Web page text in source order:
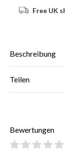
Free UK
Beschreibung
Teilen
Bewertungen